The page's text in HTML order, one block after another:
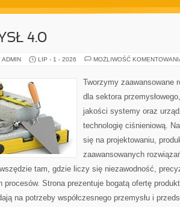
4.0
ADMIN LIP - 1 - 2026 MOŻLIWOŚĆ
Tworzymy zaawansowane
dla sektora
jakości systemy oraz
technologię ciśnieniową.
się na projektowaniu,
zaawansowanych
tam, gdzie liczy się niezawodność,
procesów. Strona prezentuje bogatą ofertę
na potrzeby współczesnego przemysłu i